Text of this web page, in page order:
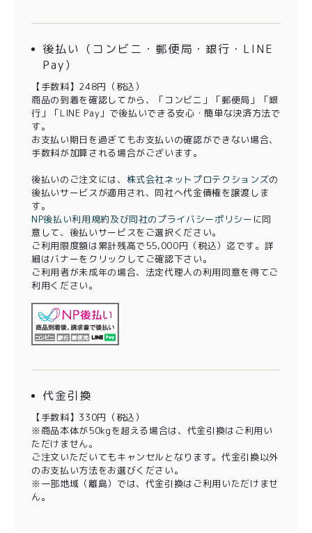
後払い（コンビニ・郵便局・銀行・LINE
Pay）
【手数料】248円（税込）
商品の到着を確認してから、「コンビニ」「郵便局」「銀
行」「LINE Pay」で後払いできる安心・簡単な決済方法で
す。
お支払い期日を過ぎてもお支払いの確認ができない場合、
手数料が加算される場合がございます。
後払いのご注文には、 株式会社ネットプロテクションズの
後払いサービスが適用され、同社へ代金債権を譲渡しま
す。
NP後払い利用規約及び同社のプライバシーポリシー に同
意して、後払いサービスをご選択ください。
ご利用限度額は累計残高で55,000円（税込）迄です。詳
細はバナーをクリックしてご確認下さい。
ご利用者が未成年の場合、法定代理人の利用同意を得てご
利用ください。
代金引換
【手数料】330円（税込）
※商品本体が50kgを超える場合は、代金引換はご利用い
ただけません。
ご注文いただいてもキャンセルとなります。代金引換以外
のお支払い方法をお選びください。
※一部地域（離島）では、代金引換はご利用いただけませ
ん。